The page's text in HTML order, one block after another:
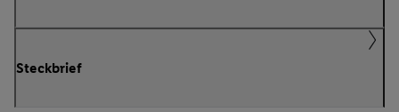
Steckbrief